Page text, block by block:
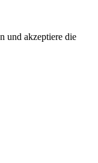
und akzeptiere die